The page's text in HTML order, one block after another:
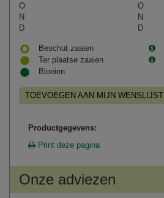
O
O
N
N
D
D
Beschut zaaien
Ter plaatse zaaien
Bloeien
TOEVOEGEN AAN MIJN WENSLIJST
Productgegevens:
Print deze pagina
Onze adviezen